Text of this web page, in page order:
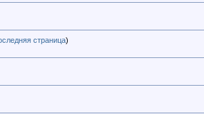
страница)